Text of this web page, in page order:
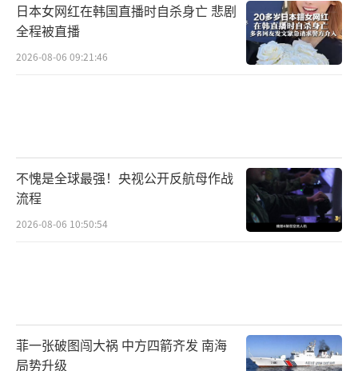
日本女网红在韩国直播时自杀身亡 悲剧
全程被直播
2026-08-06 09:21:46
不愧是全球最强！央视公开反航母作战
流程
2026-08-06 10:50:54
菲一张破图闯大祸 中方四箭齐发 南海
局势升级